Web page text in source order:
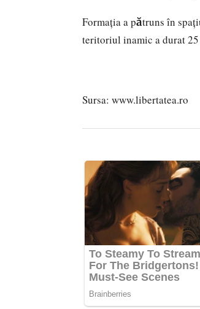
Formația a pătruns în
teritoriul inamic a durat
Sursa: www.libertatea.ro